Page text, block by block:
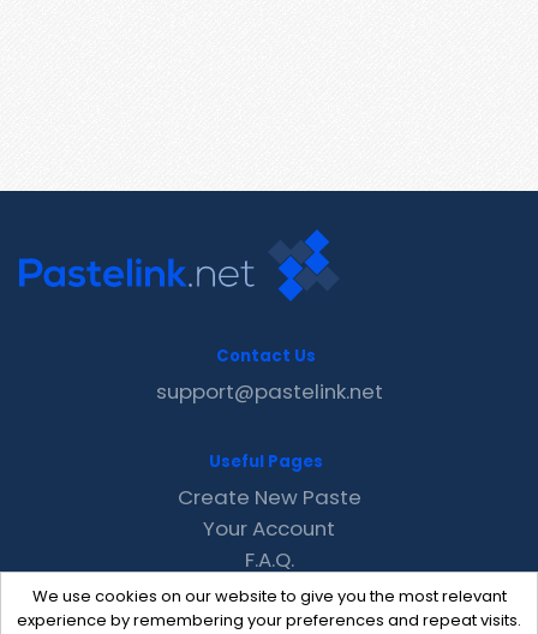
We use cookies on our website to give you the most relevant
experience by remembering your preferences and repeat visits.
Contact Us
support@pastelink.net
Useful Pages
Create New Paste
Your Account
F.A.Q.
Recent
Contact